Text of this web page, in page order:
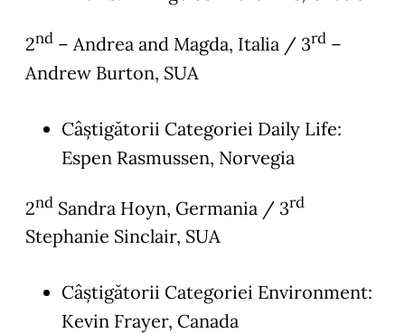
2nd – Andrea and Magda, Italia / 3rd –
Andrew Burton, SUA
Câștigătorii Categoriei Daily Life:
Espen Rasmussen, Norvegia
2nd Sandra Hoyn, Germania / 3rd
Stephanie Sinclair, SUA
Câștigătorii Categoriei Environment:
Kevin Frayer, Canada